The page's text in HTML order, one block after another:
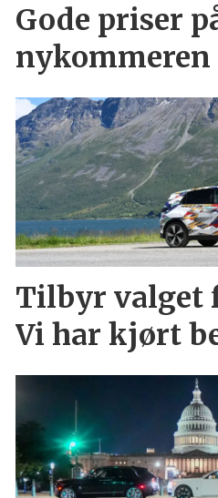
Gode priser
nykommeren
Tilbyr valget
Vi har kjørt